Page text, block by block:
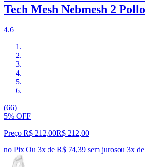
Tech Mesh Nebmesh 2 Pollo
4.6
(66)
5% OFF
Preço R$ 212,00R$ 212,00
no Pix Ou 3x de R$ 74,39 sem jurosou 3x de